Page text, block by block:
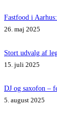
Fastfood i
26. maj 2025
Stort udvalg af
15. juli 2025
DJ og saxofon –
5. august 2025